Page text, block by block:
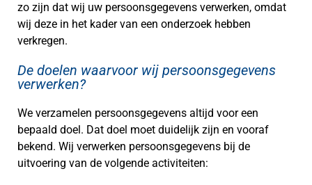
zo zijn dat wij uw persoonsgegevens verwerken, omdat
wij deze in het kader van een onderzoek hebben
verkregen.
De doelen waarvoor wij persoonsgegevens
verwerken?
We verzamelen persoonsgegevens altijd voor een
bepaald doel. Dat doel moet duidelijk zijn en vooraf
bekend. Wij verwerken persoonsgegevens bij de
uitvoering van de volgende activiteiten: